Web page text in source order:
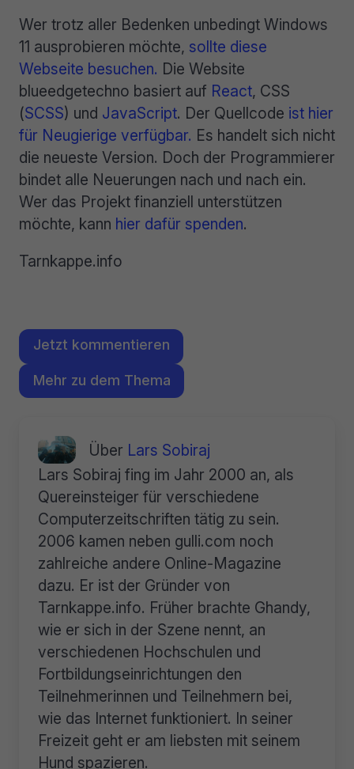
Wer trotz aller Bedenken unbedingt Windows
11 ausprobieren möchte, sollte diese
Webseite besuchen. Die Website
blueedgetechno basiert auf React, CSS
(SCSS) und JavaScript. Der Quellcode ist hier
für Neugierige verfügbar. Es handelt sich nicht
die neueste Version. Doch der Programmierer
bindet alle Neuerungen nach und nach ein.
Wer das Projekt finanziell unterstützen
möchte, kann hier dafür spenden.
Tarnkappe.info
Jetzt kommentieren
Mehr zu dem Thema
Über Lars Sobiraj
Lars Sobiraj fing im Jahr 2000 an, als
Quereinsteiger für verschiedene
Computerzeitschriften tätig zu sein.
2006 kamen neben gulli.com noch
zahlreiche andere Online-Magazine
dazu. Er ist der Gründer von
Tarnkappe.info. Früher brachte Ghandy,
wie er sich in der Szene nennt, an
verschiedenen Hochschulen und
Fortbildungseinrichtungen den
Teilnehmerinnen und Teilnehmern bei,
wie das Internet funktioniert. In seiner
Freizeit geht er am liebsten mit seinem
Hund spazieren.